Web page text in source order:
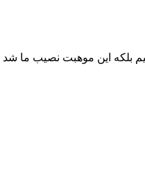
بلکه این موهبت نصیب